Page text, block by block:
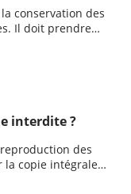
conservation des
Il doit prendre
ou d’accès à
interdite ?
reproduction des
la copie intégrale